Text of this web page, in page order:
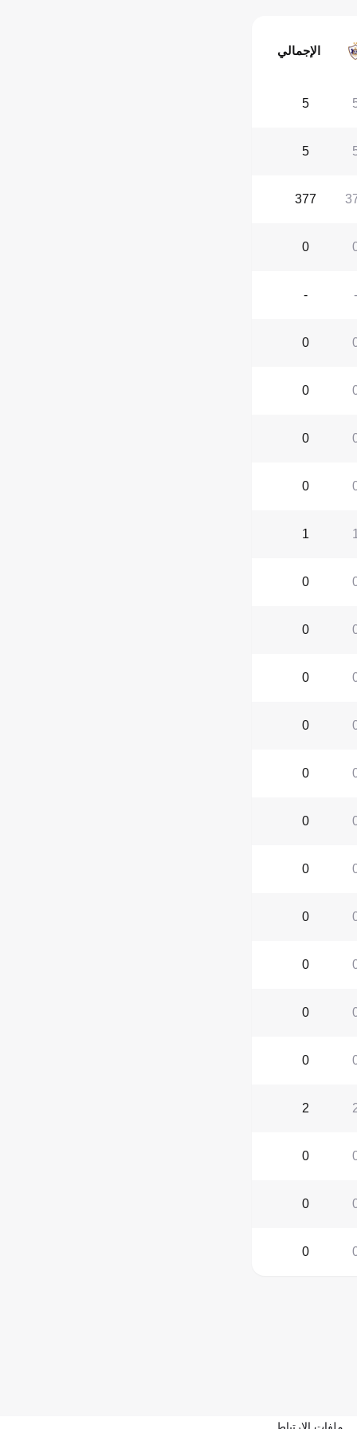
الإجمالي
5
5
377
0
-
-
0
0
0
0
1
1
0
0
0
0
0
0
0
0
0
0
0
2
0
0
0
ملفات الارتباط